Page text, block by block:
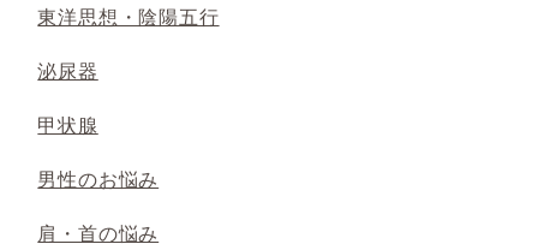
東洋思想・陰陽五行
泌尿器
甲状腺
男性のお悩み
肩・首の悩み